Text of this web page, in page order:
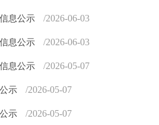
息公示 /2026-06-03
息公示 /2026-06-03
息公示 /2026-05-07
示 /2026-05-07
示 /2026-05-07